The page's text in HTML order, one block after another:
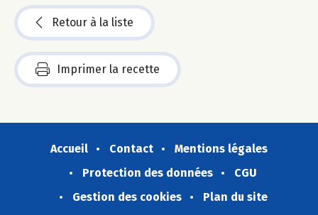
Retour à la liste
Imprimer la recette
Accueil Contact
Mentions légales
Protection des données
CGU
Gestion des cookies
Plan du site